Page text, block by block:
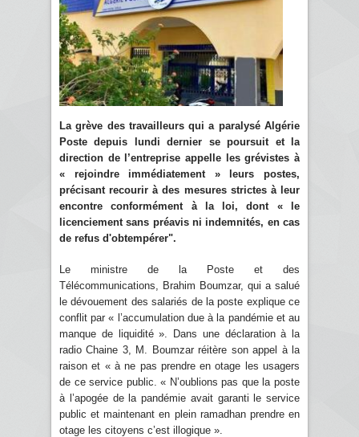
La grève des travailleurs qui a paralysé Algérie
Poste depuis lundi dernier se poursuit et la
direction de l’entreprise appelle les grévistes à
« rejoindre immédiatement » leurs postes,
précisant recourir à des mesures strictes à leur
encontre conformément à la loi, dont « le
licenciement sans préavis ni indemnités, en cas
de refus d'obtempérer".
Le ministre de la Poste et des
Télécommunications, Brahim Boumzar, qui a salué
le dévouement des salariés de la poste explique ce
conflit par « l’accumulation due à la pandémie et au
manque de liquidité ». Dans une déclaration à la
radio Chaine 3, M. Boumzar réitère son appel à la
raison et « à ne pas prendre en otage les usagers
de ce service public. « N’oublions pas que la poste
à l’apogée de la pandémie avait garanti le service
public et maintenant en plein ramadhan prendre en
otage les citoyens c’est illogique ».